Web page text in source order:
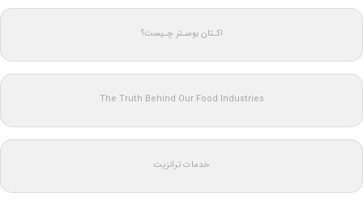
اکـتان بوسـتر چـیست؟
The Truth Behind Our Food Industries
خدمات ترانزیت